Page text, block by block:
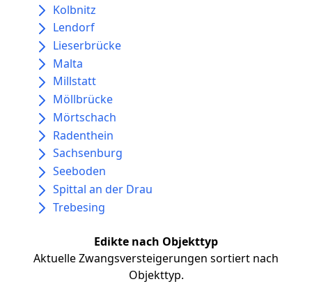
Kolbnitz
Lendorf
Lieserbrücke
Malta
Millstatt
Möllbrücke
Mörtschach
Radenthein
Sachsenburg
Seeboden
Spittal an der Drau
Trebesing
Edikte nach Objekttyp
Aktuelle Zwangsversteigerungen sortiert nach
Objekttyp.